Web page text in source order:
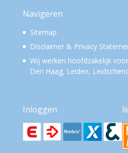
Navigeren
Sitemap
Disclaimer & Privacy
Wij werken hoofdzakelijk voor
Den Haag, Leiden,
Inloggen